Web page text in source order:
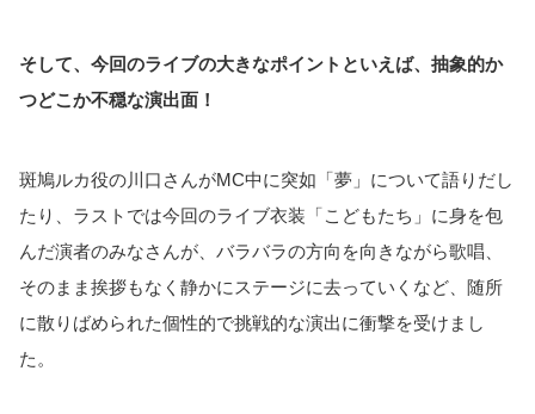
そして、今回のライブの大きなポイントといえば、抽象的か
つどこか不穏な演出面！
斑鳩ルカ役の川口さんがMC中に突如「夢」について語りだし
たり、ラストでは今回のライブ衣装「こどもたち」に身を包
んだ演者のみなさんが、バラバラの方向を向きながら歌唱、
そのまま挨拶もなく静かにステージに去っていくなど、随所
に散りばめられた個性的で挑戦的な演出に衝撃を受けまし
た。